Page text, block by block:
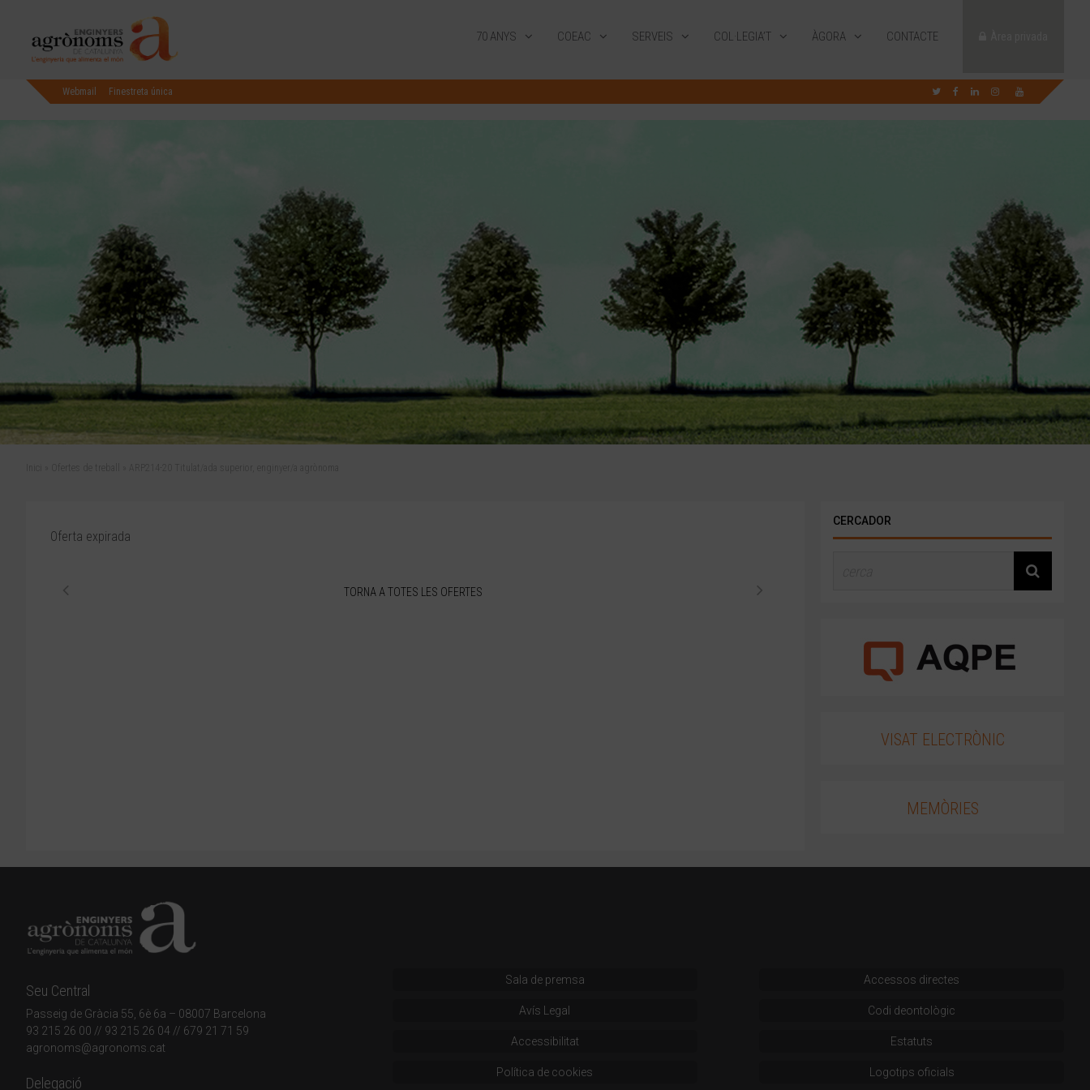
70 ANYS COEAC SERVEIS COL·LEGIA’T ÀGORA CONTACTE
Webmail Finestreta única
Oferta expirada
TORNA A TOTES LES OFERTES
CERCADOR
VISAT ELECTRÒNIC
MEMÒRIES
Seu Central
Passeig de Gràcia 55, 6è 6a – 08007 Barcelona
93 215 26 00 // 93 215 26 04 // 679 21 71 59
agronoms@agronoms.cat
Delegació
Sala de premsa
Avís Legal
Accessibilitat
Política de cookies
Accessos directes
Codi deontològic
Estatuts
Logotips oficials